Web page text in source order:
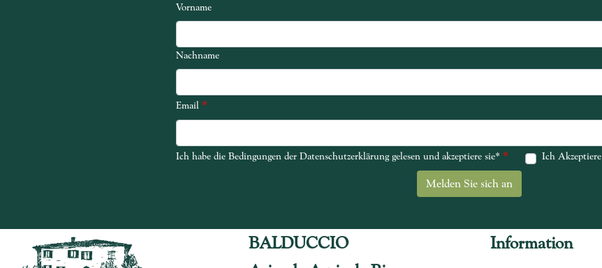
Vorname
Nachname
Email *
Ich habe die Bedingungen der Datenschutzerklärung gelesen und akzeptiere sie* *
Ich habe die Bedingungen der Datenschutzerklärung gelesen und akzeptiere sie* * Ich Akzeptiere
BALDUCCIO
Information